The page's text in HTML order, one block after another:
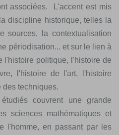
associées. L'accent est mis
discipline historique, telles la
sources, la contextualisation
périodisation... et sur le lien à
l'histoire politique, l'histoire de
l'histoire de l'art, l'histoire
des techniques.
couvrent une grande
sciences mathématiques et
l'homme, en passant par les